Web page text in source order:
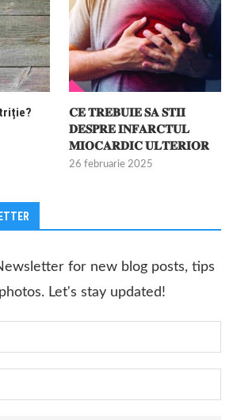
𝐂𝐄 𝐓𝐑𝐄𝐁𝐔𝐈𝐄 𝐒𝐀 𝐒𝐓𝐈𝐈
𝐃𝐄𝐒𝐏𝐑𝐄 𝐈𝐍𝐅𝐀𝐑𝐂𝐓𝐔𝐋
𝐌𝐈𝐎𝐂𝐀𝐑𝐃𝐈𝐂 𝐔𝐋𝐓𝐄𝐑𝐈𝐎𝐑
26 februarie 2025
for new blog posts, tips
Let's stay updated!